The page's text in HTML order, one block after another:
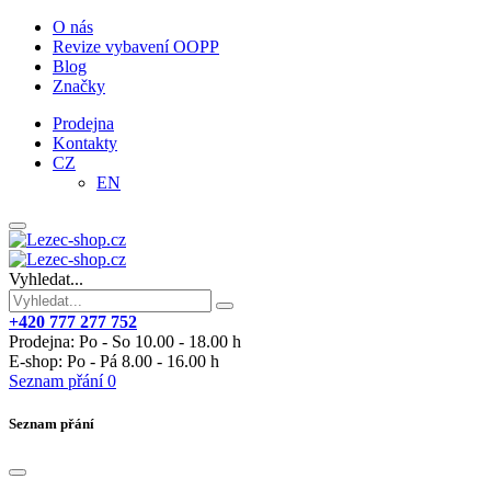
O nás
Revize vybavení OOPP
Blog
Značky
Prodejna
Kontakty
CZ
EN
Vyhledat...
+420 777 277 752
Prodejna: Po - So 10.00 - 18.00 h
E-shop: Po - Pá 8.00 - 16.00 h
Seznam přání 0
Seznam přání